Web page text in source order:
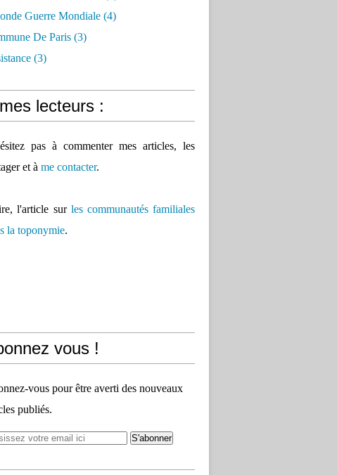
Guerre Mondiale (4)
De Paris (3)
(3)
lecteurs :
pas à commenter mes articles, les
et à me contacter.
l'article sur les communautés familiales
la toponymie.
vous !
vous pour être averti des nouveaux
publiés.